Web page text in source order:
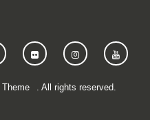
Theme . All rights reserved.